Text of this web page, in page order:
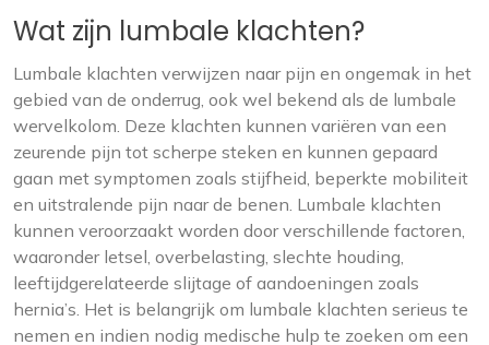
Wat zijn lumbale klachten?
Lumbale klachten verwijzen naar pijn en ongemak in het
gebied van de onderrug, ook wel bekend als de lumbale
wervelkolom. Deze klachten kunnen variëren van een
zeurende pijn tot scherpe steken en kunnen gepaard
gaan met symptomen zoals stijfheid, beperkte mobiliteit
en uitstralende pijn naar de benen. Lumbale klachten
kunnen veroorzaakt worden door verschillende factoren,
waaronder letsel, overbelasting, slechte houding,
leeftijdgerelateerde slijtage of aandoeningen zoals
hernia’s. Het is belangrijk om lumbale klachten serieus te
nemen en indien nodig medische hulp te zoeken om een